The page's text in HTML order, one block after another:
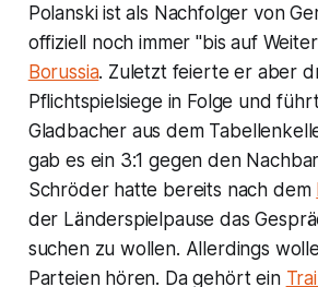
Polanski ist als Nachfolger von
offiziell noch immer "bis auf
Borussia. Zuletzt feierte er aber
Pflichtspielsiege in Folge und
Gladbacher aus dem
gab es ein 3:1 gegen den
Schröder hatte bereits nach dem
der Länderspielpause das
suchen zu wollen. Allerdings
Parteien hören. Da gehört ein